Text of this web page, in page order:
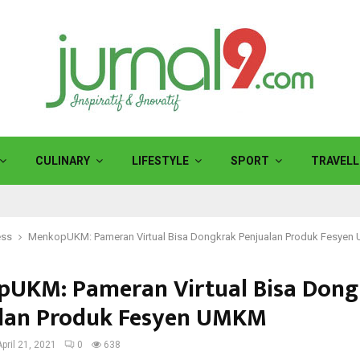
CULINARY LIFESTYLE SPORT
MenkopUKM: Pameran Virtual Bisa Dongkrak Penjualan Produk Fesyen
Pameran Virtual Bisa
Produk Fesyen UMKM
21, 2021 0 638